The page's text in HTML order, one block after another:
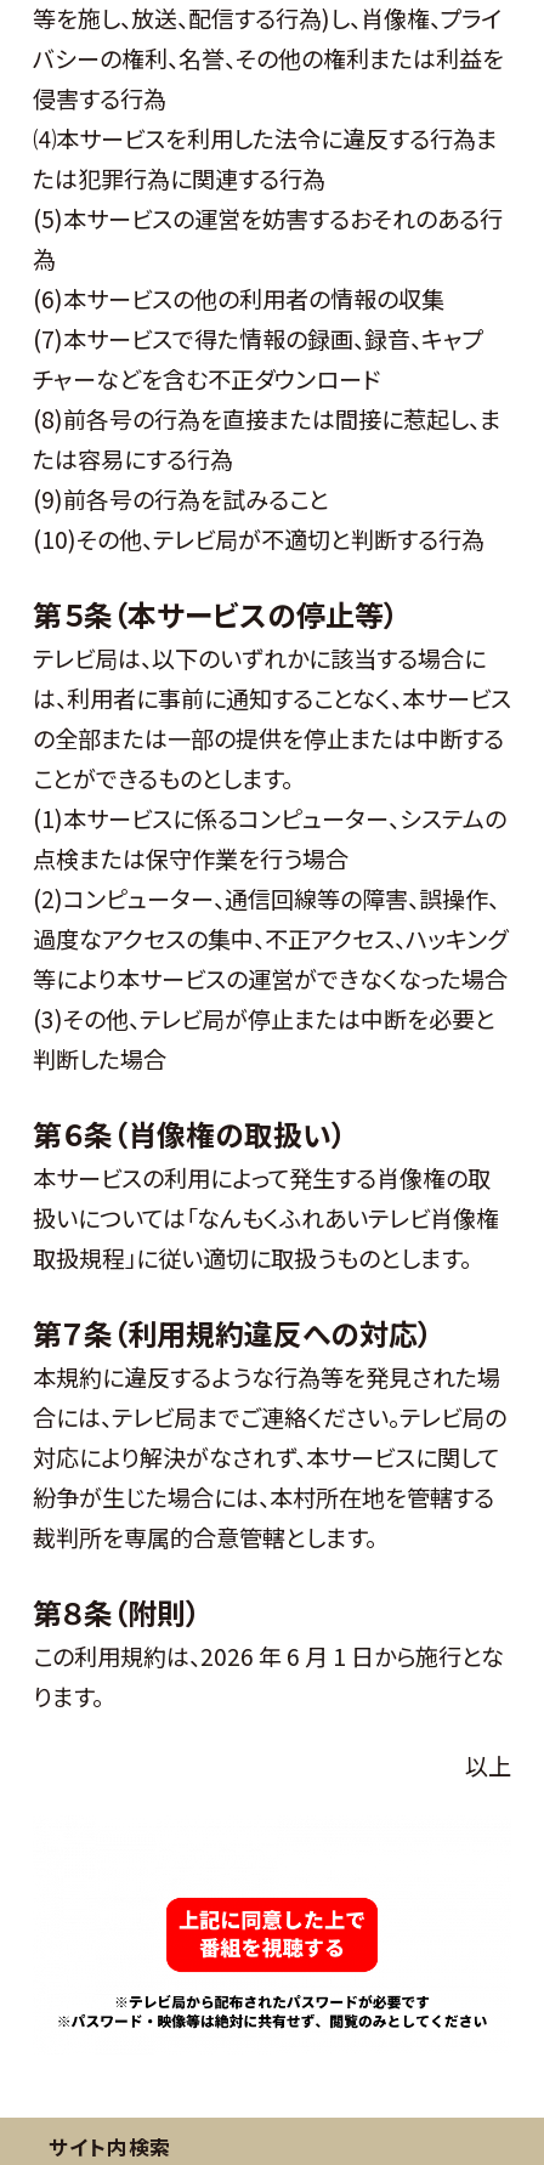
等を施し、放送、配信する行為)し、肖像権、プライ
バシーの権利、名誉、その他の権利または利益を
侵害する行為
⑷本サービスを利用した法令に違反する行為ま
たは犯罪行為に関連する行為
(5)本サービスの運営を妨害するおそれのある行
為
(6)本サービスの他の利用者の情報の収集
(7)本サービスで得た情報の録画、録音、キャプ
チャーなどを含む不正ダウンロード
(8)前各号の行為を直接または間接に惹起し、ま
たは容易にする行為
(9)前各号の行為を試みること
(10)その他、テレビ局が不適切と判断する行為
第５条（本サービスの停止等）
テレビ局は、以下のいずれかに該当する場合に
は、利用者に事前に通知することなく、本サービス
の全部または一部の提供を停止または中断する
ことができるものとします。
(1)本サービスに係るコンピューター、システムの
点検または保守作業を行う場合
(2)コンピューター、通信回線等の障害、誤操作、
過度なアクセスの集中、不正アクセス、ハッキング
等により本サービスの運営ができなくなった場合
(3)その他、テレビ局が停止または中断を必要と
判断した場合
第６条（肖像権の取扱い）
本サービスの利用によって発生する肖像権の取
扱いについては「なんもくふれあいテレビ肖像権
取扱規程」に従い適切に取扱うものとします。
第７条（利用規約違反への対応）
本規約に違反するような行為等を発見された場
合には、テレビ局までご連絡ください。テレビ局の
対応により解決がなされず、本サービスに関して
紛争が生じた場合には、本村所在地を管轄する
裁判所を専属的合意管轄とします。
第８条（附則）
この利用規約は、2026 年 6 月 1 日から施行とな
ります。
以上
サイト内検索